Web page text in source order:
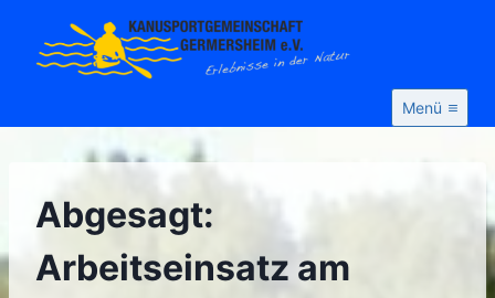
Inhalt
springen
Menü
Abgesagt:
Arbeitseinsatz am